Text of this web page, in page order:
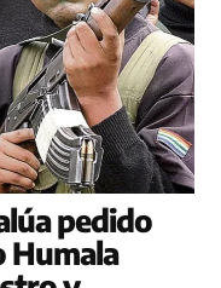
pedido
Humala